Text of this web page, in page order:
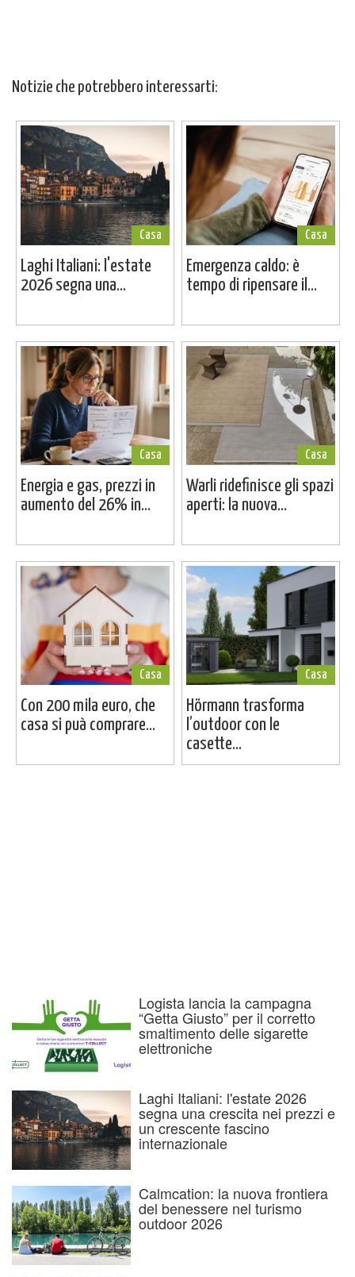
Notizie che potrebbero interessarti:
Casa
Laghi Italiani: l'estate
2026 segna una...
Casa
Emergenza caldo: è
tempo di ripensare il...
Casa
Energia e gas, prezzi in
aumento del 26% in...
Casa
Warli ridefinisce gli spazi
aperti: la nuova...
Casa
Con 200 mila euro, che
casa si puà comprare...
Casa
Hörmann trasforma
l’outdoor con le
casette...
Logista lancia la campagna
“Getta Giusto” per il corretto
smaltimento delle sigarette
elettroniche
Laghi Italiani: l'estate 2026
segna una crescita nei prezzi e
un crescente fascino
internazionale
Calmcation: la nuova frontiera
del benessere nel turismo
outdoor 2026